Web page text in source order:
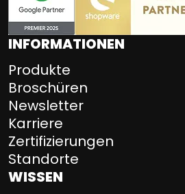
INFORMATIONEN
Produkte
Broschüren
Newsletter
Karriere
Zertifizierungen
Standorte
WISSEN